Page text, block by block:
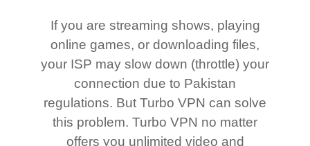
If you are streaming shows, playing
online games, or downloading files,
your ISP may slow down (throttle) your
connection due to Pakistan
regulations. But Turbo VPN can solve
this problem. Turbo VPN no matter
offers you unlimited video and